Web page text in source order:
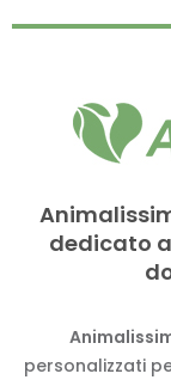
dedicato
personalizzati